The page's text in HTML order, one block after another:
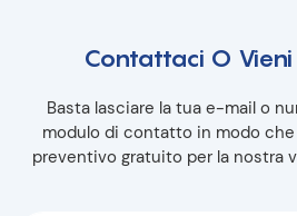
Contattaci O
Basta lasciare la tua e-mail o
modulo di contatto in modo
preventivo gratuito per la nostra